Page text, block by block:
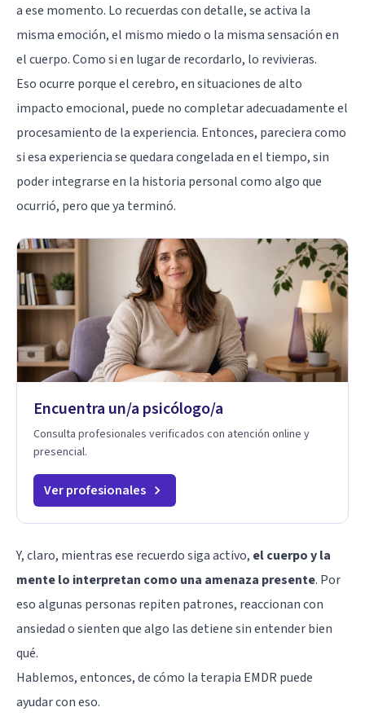
a ese momento. Lo recuerdas con detalle, se activa la
misma emoción, el mismo miedo o la misma sensación en
el cuerpo. Como si en lugar de recordarlo, lo revivieras.
Eso ocurre porque el cerebro, en situaciones de alto
impacto emocional, puede no completar adecuadamente el
procesamiento de la experiencia. Entonces, pareciera como
si esa experiencia se quedara congelada en el tiempo, sin
poder integrarse en la historia personal como algo que
ocurrió, pero que ya terminó.
Encuentra un/a psicólogo/a
Consulta profesionales verificados con atención online y
presencial.
Ver profesionales
Y, claro, mientras ese recuerdo siga activo, el cuerpo y la
mente lo interpretan como una amenaza presente. Por
eso algunas personas repiten patrones, reaccionan con
ansiedad o sienten que algo las detiene sin entender bien
qué.
Hablemos, entonces, de cómo la terapia EMDR puede
ayudar con eso.